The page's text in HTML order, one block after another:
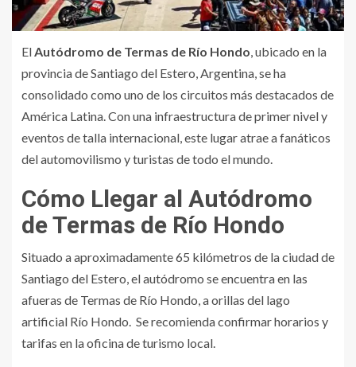
El Autódromo de Termas de Río Hondo , ubicado en la
provincia de Santiago del Estero, Argentina, se ha
consolidado como uno de los circuitos más destacados de
América Latina. Con una infraestructura de primer nivel y
eventos de talla internacional, este lugar atrae a fanáticos
del automovilismo y turistas de todo el mundo.
Cómo Llegar al Autódromo
de Termas de Río Hondo
Situado a aproximadamente 65 kilómetros de la ciudad de
Santiago del Estero, el autódromo se encuentra en las
afueras de Termas de Río Hondo, a orillas del lago
artificial Río Hondo. Se recomienda confirmar horarios y
tarifas en la oficina de turismo local.